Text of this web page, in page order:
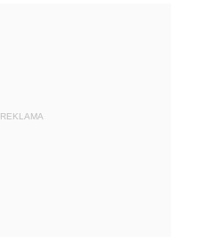
REKLAMA